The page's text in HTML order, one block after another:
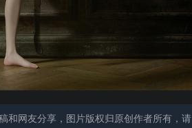
和网友分享，图片版权归原创作者所有，请